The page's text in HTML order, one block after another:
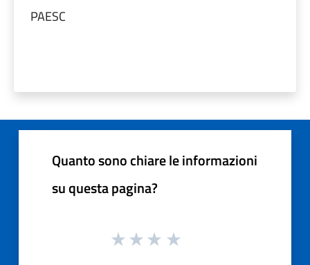
PAESC
Quanto sono chiare le informazioni
su questa pagina?